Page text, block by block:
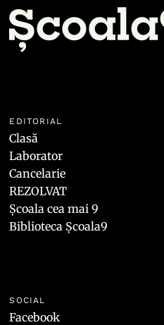
EDITORIAL
Clasă
Laborator
Cancelarie
REZOLVAT
Școala cea mai 9
Biblioteca Școala9
SOCIAL
Facebook